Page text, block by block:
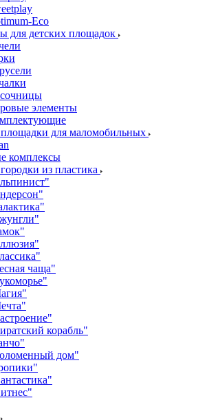
Еco
для детских площадок
элементы
площадки для маломобильных
комплексы
из пластика
чаща"
корабль"
дом"